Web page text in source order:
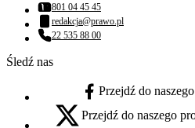
Numer telefonu:
801 04 45 45
Adres email:
redakcja@prawo.pl
Numer telefonu:
22 535 88 00
Śledź nas
facebook - otwiera się w
Przejdź do
x - otwiera się w nowej karcie
Przejdź do naszego